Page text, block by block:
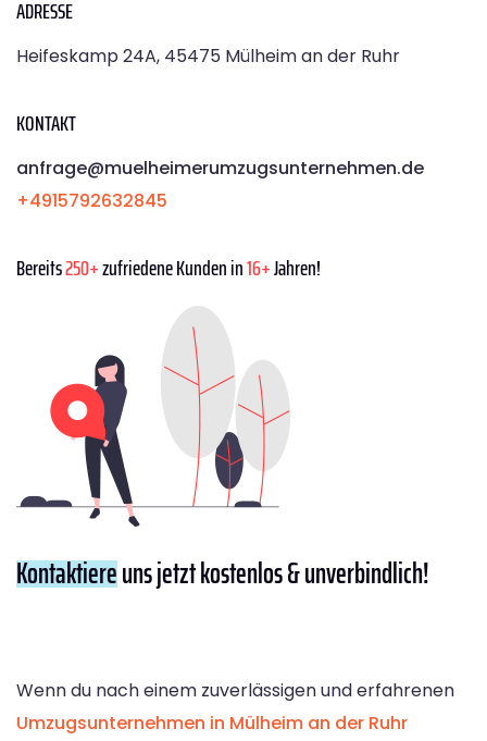
ADRESSE
Heifeskamp 24A, 45475 Mülheim an der Ruhr
KONTAKT
anfrage@muelheimerumzugsunternehmen.de
+4915792632845
Bereits250+zufriedene Kunden in16+Jahren!
Kontaktiereuns jetzt kostenlos & unverbindlich!
Wenn du nach einem zuverlässigen und erfahrenen
Umzugsunternehmen in Mülheim an der Ruhr